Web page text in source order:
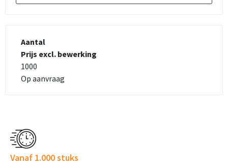
Aantal
Prijs excl. bewerking
1000
Op aanvraag
Vanaf 1.000 stuks
Gewenste aantal producten
E-mailadres
Vraag/opmerking